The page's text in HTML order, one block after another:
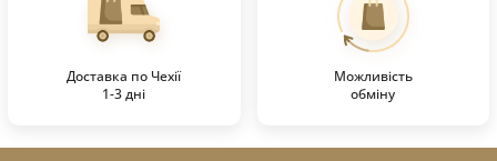
Доставка по Чехії
1-3 дні
Можливість
обміну